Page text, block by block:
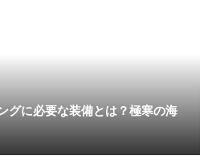
グに必要な装備とは？極寒の海